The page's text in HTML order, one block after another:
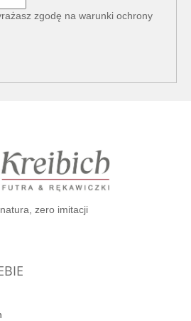
zgodę na warunki ochrony
zero imitacji